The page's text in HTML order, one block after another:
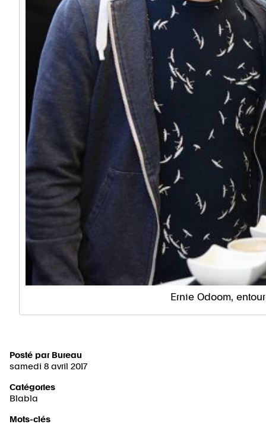
Ernie Odoom,
Posté par Bureau
samedi 8 avril 2017
Catégories
Blabla
Mots-clés